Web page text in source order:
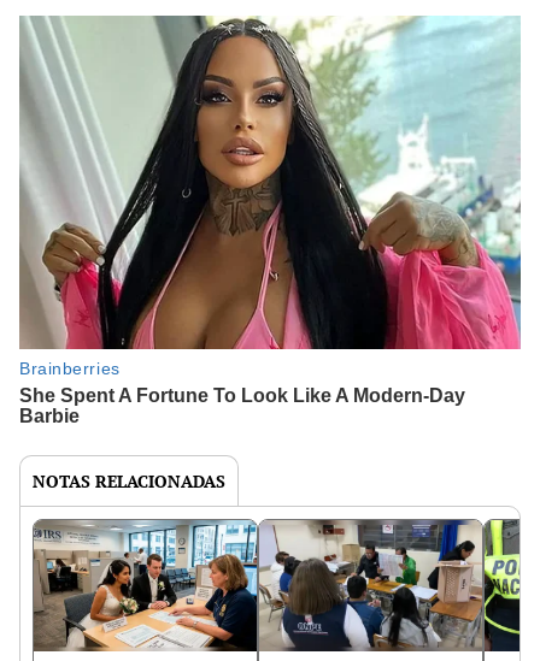
NOTAS RELACIONADAS